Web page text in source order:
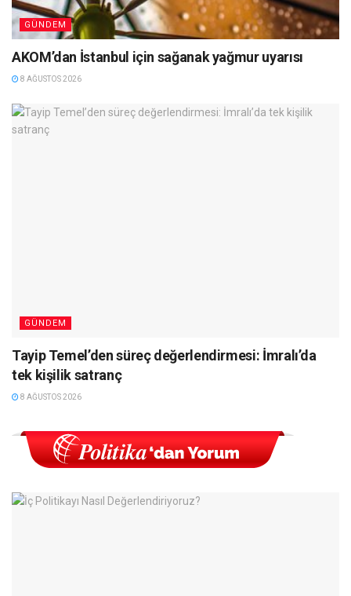
GÜNDEM
AKOM’dan İstanbul için sağanak yağmur uyarısı
8 AĞUSTOS 2026
GÜNDEM
Tayip Temel’den süreç değerlendirmesi: İmralı’da
tek kişilik satranç
8 AĞUSTOS 2026